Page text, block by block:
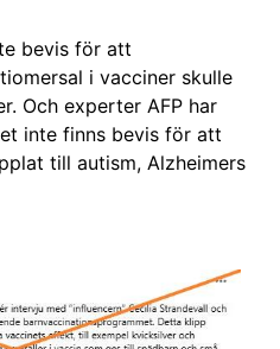
bevis för att
i vacciner skulle
Och experter AFP har
inte finns bevis för att
till autism, Alzheimers